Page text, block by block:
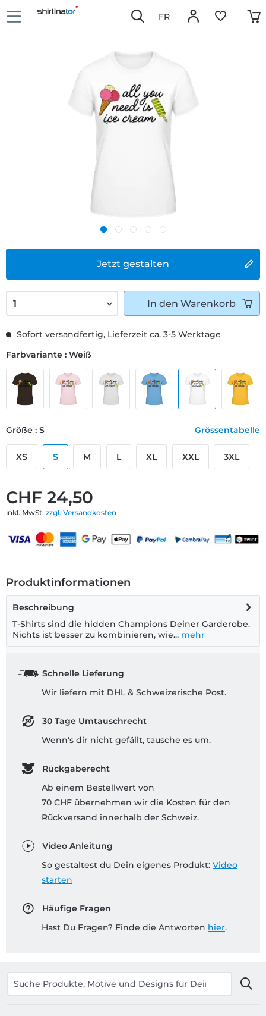
FR
Jetzt gestalten
CHF 24,50
inkl. MwSt. zzgl. Versandkosten
Sofort versandfertig, Lieferzeit ca. 3-5 Werktage
Farbvariante : Weiß
Größe : S Grössentabelle
XS S M L XL XXL 3XL
In den Warenkorb
Produktinformationen
Beschreibung
T-Shirts sind die hidden Champions Deiner Garderobe.
Nichts ist besser zu kombinieren, wie... mehr
Schnelle Lieferung
Wir liefern mit DHL & Schweizerische Post.
30 Tage Umtauschrecht
Wenn's dir nicht gefällt, tausche es um.
Rückgaberecht
Ab einem Bestellwert von
70 CHF übernehmen wir die Kosten für den
Rückversand innerhalb der Schweiz.
Video Anleitung
So gestaltest du Dein eigenes Produkt: Video
starten
Häufige Fragen
Hast Du Fragen? Finde die Antworten hier.